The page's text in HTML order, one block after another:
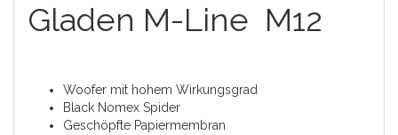
Gladen M-Line M12
Woofer mit hohem Wirkungsgrad
Black Nomex Spider
Geschöpfte Papiermembran